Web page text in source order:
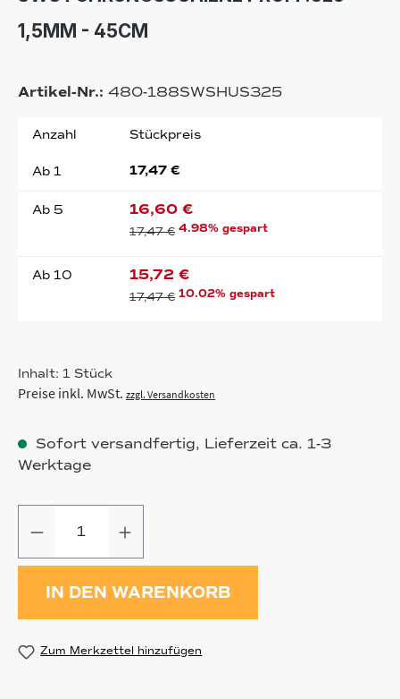
1,5MM - 45CM
Artikel-Nr.: 480-188SWSHUS325
Anzahl Stückpreis
Ab 1 17,47 €
Ab 5 16,60 €
17,47 € 4.98% gespart
Ab 10 15,72 €
17,47 € 10.02% gespart
Inhalt: 1 Stück
Preise inkl. MwSt. zzgl. Versandkosten
Sofort versandfertig, Lieferzeit ca. 1-3
Werktage
IN DEN WARENKORB
Zum Merkzettel hinzufügen